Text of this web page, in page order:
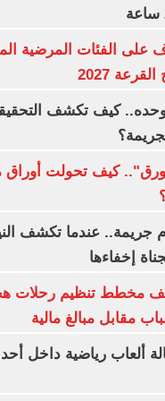
على الفئات المرضية
2027
وحده.. كيف تكشف
كيف تحولت أوراق
عندما تكشف
إخفاءها
مخطط تنظيم رحلات
مقابل مبالغ مالية
ألعاب رياضية داخل أحد